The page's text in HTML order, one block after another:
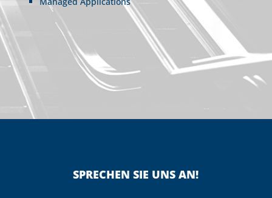
SPRECHEN SIE UNS AN!